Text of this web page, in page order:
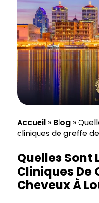
Accueil » Blog »
cliniques de greffe
Quelles Sont
Cliniques De
Cheveux À